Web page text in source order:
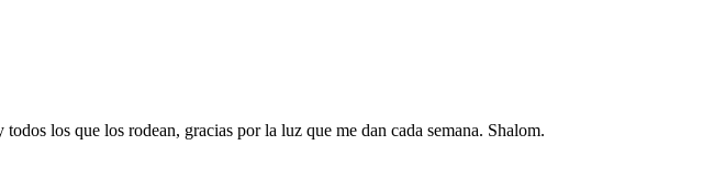
los que los rodean, gracias por la luz que me dan cada semana. Shalom.